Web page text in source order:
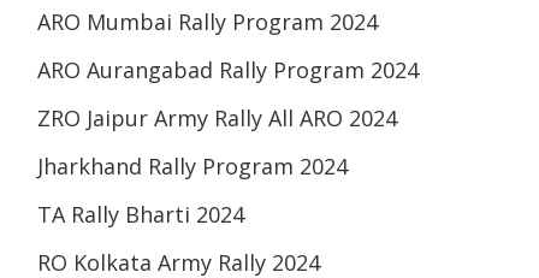
ARO Mumbai Rally Program 2024
ARO Aurangabad Rally Program 2024
ZRO Jaipur Army Rally All ARO 2024
Jharkhand Rally Program 2024
TA Rally Bharti 2024
RO Kolkata Army Rally 2024